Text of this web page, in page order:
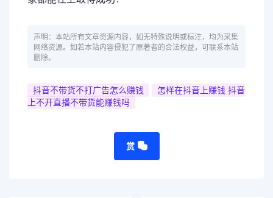
声明：本站所有文章资源内容，如无特殊说明或标注，均为采集
网络资源。如若本站内容侵犯了原著者的合法权益，可联系本站
删除。
抖音不带货不打广告怎么赚钱
怎样在抖音上赚钱 抖音
上不开直播不带货能赚钱吗
赏